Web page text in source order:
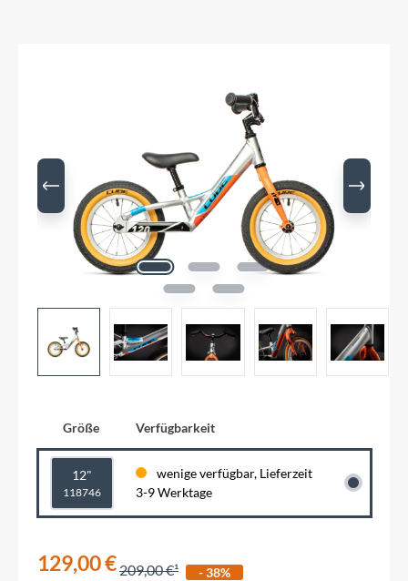
Größe Verfügbarkeit
12"
118746
wenige verfügbar, Lieferzeit
3-9 Werktage
129,00 €209,00 € - 38%